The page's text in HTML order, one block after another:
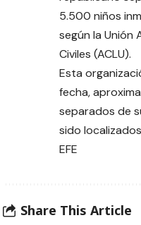
5.500 niños
según la Unión
Civiles (ACLU).
Esta
fecha,
separados de
sido
EFE
Share This Article